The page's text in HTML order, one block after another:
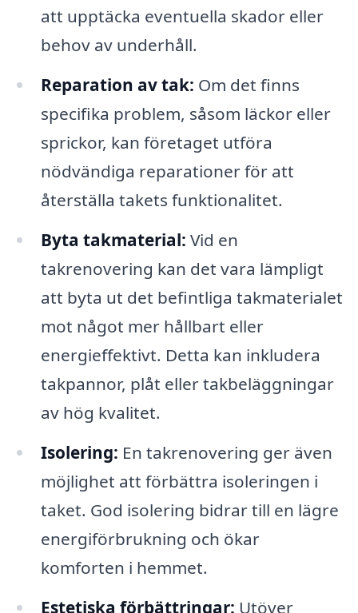
att upptäcka eventuella skador eller
behov av underhåll.
Reparation av tak: Om det finns
specifika problem, såsom läckor eller
sprickor, kan företaget utföra
nödvändiga reparationer för att
återställa takets funktionalitet.
Byta takmaterial: Vid en
takrenovering kan det vara lämpligt
att byta ut det befintliga takmaterialet
mot något mer hållbart eller
energieffektivt. Detta kan inkludera
takpannor, plåt eller takbeläggningar
av hög kvalitet.
Isolering: En takrenovering ger även
möjlighet att förbättra isoleringen i
taket. God isolering bidrar till en lägre
energiförbrukning och ökar
komforten i hemmet.
Estetiska förbättringar: Utöver